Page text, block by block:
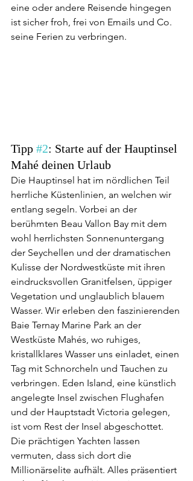
eine oder andere Reisende hingegen
ist sicher froh, frei von Emails und Co.
seine Ferien zu verbringen.
Tipp #2: Starte auf der Hauptinsel
Mahé deinen Urlaub
Die Hauptinsel hat im nördlichen Teil
herrliche Küstenlinien, an welchen wir
entlang segeln. Vorbei an der
berühmten Beau Vallon Bay mit dem
wohl herrlichsten Sonnenuntergang
der Seychellen und der dramatischen
Kulisse der Nordwestküste mit ihren
eindrucksvollen Granitfelsen, üppiger
Vegetation und unglaublich blauem
Wasser. Wir erleben den faszinierenden
Baie Ternay Marine Park an der
Westküste Mahés, wo ruhiges,
kristallklares Wasser uns einladet, einen
Tag mit Schnorcheln und Tauchen zu
verbringen. Eden Island, eine künstlich
angelegte Insel zwischen Flughafen
und der Hauptstadt Victoria gelegen,
ist vom Rest der Insel abgeschottet.
Die prächtigen Yachten lassen
vermuten, dass sich dort die
Millionärselite aufhält. Alles präsentiert